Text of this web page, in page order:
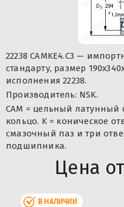
22238 CAMKE4.C3 —
стандарту, размер
исполнения 22238.
Производитель: NSK.
CAM = цельный
кольцо. K = коническое
смазочный паз и три
подшипника.
Цена
В НАЛИЧИИ